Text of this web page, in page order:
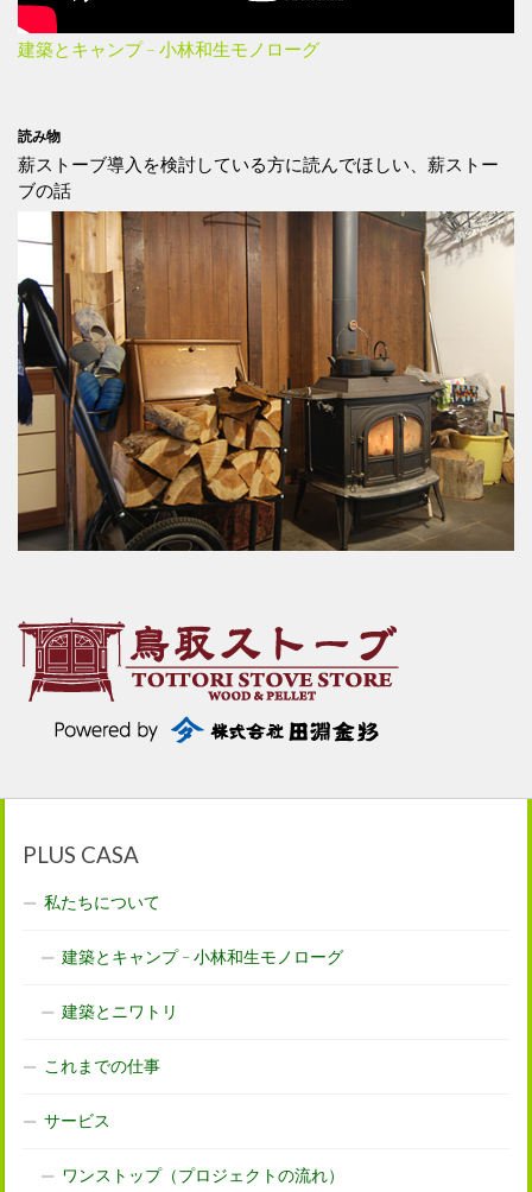
建築とキャンプ – 小林和生モノローグ
読み物
薪ストーブ導入を検討している方に読んでほしい、薪ストー
ブの話
PLUS CASA
私たちについて
建築とキャンプ – 小林和生モノローグ
建築とニワトリ
これまでの仕事
サービス
ワンストップ（プロジェクトの流れ）